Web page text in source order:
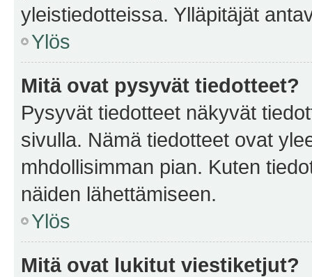
yleistiedotteissa. Ylläpitäjät
Ylös
Mitä ovat pysyvät tiedotteet?
Pysyvät tiedotteet näkyvät
sivulla. Nämä tiedotteet ovat
mhdollisimman pian. Kuten
näiden lähettämiseen.
Ylös
Mitä ovat lukitut viestiketjut?